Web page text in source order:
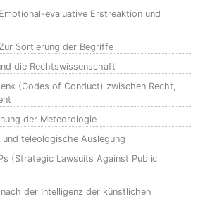
evaluative Erstreaktion und
Sortierung der Begriffe
die Rechtswissenschaft
(Codes of Conduct) zwischen Recht,
der Meteorologie
teleologische Auslegung
(Strategic Lawsuits Against Public
der Intelligenz der künstlichen